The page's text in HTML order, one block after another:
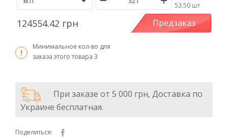
/53.50 шт
124554.42 грн Предзаказ
Минимальное кол-во для
заказа этого товара 3
При заказе от 5 000 грн, Доставка по
Украине бесплатная.
Поделиться: